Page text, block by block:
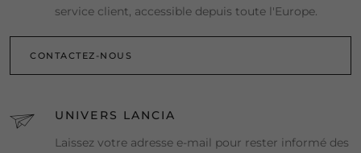
service client, accessible depuis toute l'Europe.
CONTACTEZ-NOUS
UNIVERS LANCIA
Laissez votre adresse e-mail pour rester informé des